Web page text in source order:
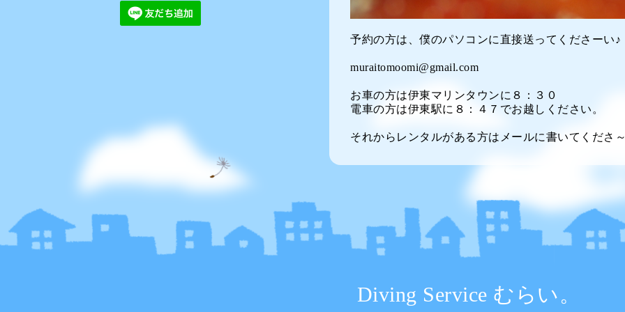
予約の方は、僕のパソコンに直接送ってくださーい♪
muraitomoomi@gmail.com
お車の方は伊東マリンタウンに８：３０
電車の方は伊東駅に８：４７でお越しください。
それからレンタルがある方はメールに書いてくださ
Diving Service むらい。